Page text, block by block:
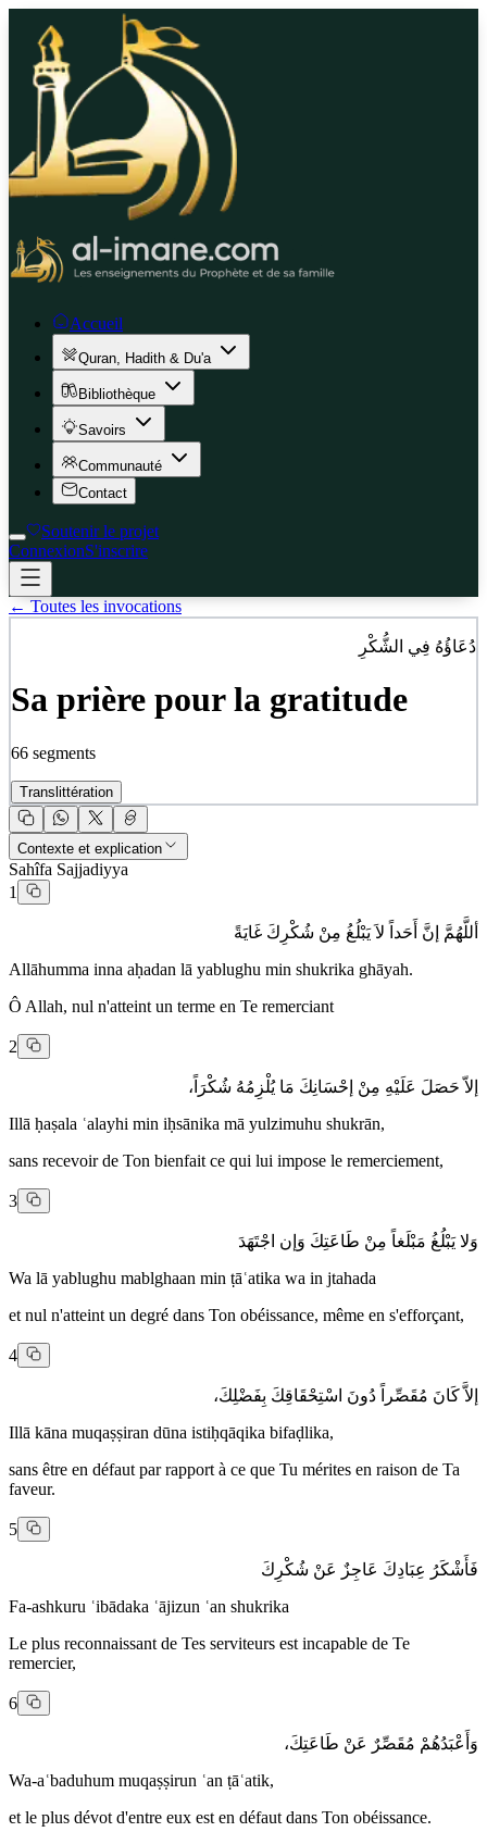
Accueil
Quran, Hadith & Du'a
Bibliothèque
Savoirs
Communauté
Contact
Soutenir le projet
ConnexionS'inscrire
← Toutes les invocations
دُعَاؤُهُ فِي الشُّكْرِ
Sa prière pour la gratitude
66 segments
Translittération
Contexte et explication
Sahîfa Sajjadiyya
1
أللَّهُمَّ إنَّ أَحَداً لاَ يَبْلُغُ مِنْ شُكْرِكَ غَايَةً
Allāhumma inna aḥadan lā yablughu min shukrika ghāyah.
Ô Allah, nul n'atteint un terme en Te remerciant
2
إلاّ حَصَلَ عَلَيْهِ مِنْ إحْسَانِكَ مَا يُلْزِمُهُ شُكْرَاً،
Illā ḥaṣala ʿalayhi min iḥsānika mā yulzimuhu shukrān,
sans recevoir de Ton bienfait ce qui lui impose le remerciement,
3
وَلا يَبْلُغُ مَبْلَغاً مِنْ طَاعَتِكَ وَإن اجْتَهَدَ
Wa lā yablughu mablghaan min ṭāʿatika wa in jtahada
et nul n'atteint un degré dans Ton obéissance, même en s'efforçant,
4
إلاَّ كَانَ مُقَصِّراً دُونَ اسْتِحْقَاقِكَ بِفَضْلِكَ،
Illā kāna muqaṣṣiran dūna istiḥqāqika bifaḍlika,
sans être en défaut par rapport à ce que Tu mérites en raison de Ta
faveur.
5
فَأَشْكَرُ عِبَادِكَ عَاجِزٌ عَنْ شُكْرِكَ
Fa-ashkuru ʿibādaka ʿājizun ʿan shukrika
Le plus reconnaissant de Tes serviteurs est incapable de Te
remercier,
6
وَأَعْبَدُهُمْ مُقَصِّرٌ عَنْ طَاعَتِكَ،
Wa-aʿbaduhum muqaṣṣirun ʿan ṭāʿatik,
et le plus dévot d'entre eux est en défaut dans Ton obéissance.